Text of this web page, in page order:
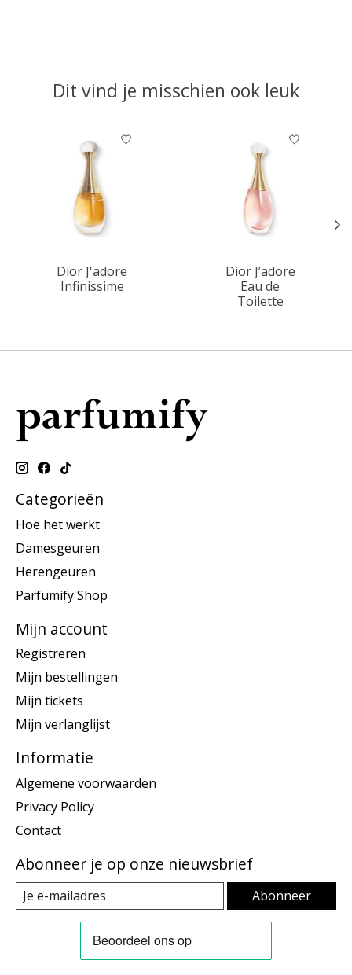
Dit vind je misschien ook leuk
Items van productcarrousel
Dior J'adore
Infinissime
Dior J’adore
Eau de
Toilette
Categorieën
Hoe het werkt
Damesgeuren
Herengeuren
Parfumify Shop
Mijn account
Registreren
Mijn bestellingen
Mijn tickets
Mijn verlanglijst
Informatie
Algemene voorwaarden
Privacy Policy
Contact
Abonneer je op onze nieuwsbrief
Abonneer